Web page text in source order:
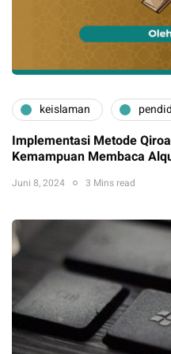
keislaman
Implementasi Metode
Kemampuan Membaca
Juni 8, 2024 3 Mins read